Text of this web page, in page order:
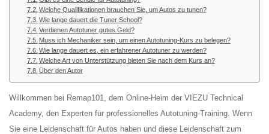
Welche Qualifikationen brauchen Sie, um Autos zu tunen?
Wie lange dauert die Tuner School?
Verdienen Autotuner gutes Geld?
Muss ich Mechaniker sein, um einen Autotuning-Kurs zu belegen?
Wie lange dauert es, ein erfahrener Autotuner zu werden?
Welche Art von Unterstützung bieten Sie nach dem Kurs an?
Über den Autor
Willkommen bei Remap101, dem Online-Heim der VIEZU Technical
Academy, den Experten für professionelles Autotuning-Training. Wenn
Sie eine Leidenschaft für Autos haben und diese Leidenschaft zum